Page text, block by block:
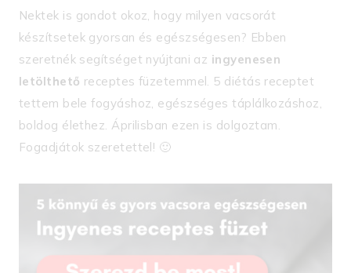
Nektek is gondot okoz, hogy milyen vacsorát
készítsetek gyorsan és egészségesen? Ebben
szeretnék segítséget nyújtani az ingyenesen
letölthető receptes füzetemmel. 5 diétás receptet
tettem bele fogyáshoz, egészséges táplálkozáshoz,
boldog élethez. Áprilisban ezen is dolgoztam.
Fogadjátok szeretettel! 🙂